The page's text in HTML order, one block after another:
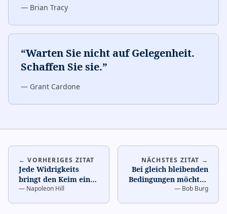
— Brian Tracy
“Warten Sie nicht auf Gelegenheit.
Schaffen Sie sie.”
— Grant Cardone
← VORHERIGES ZITAT
Jede Widrigkeits
bringt den Keim eines
gleich großen oder
— Napoleon Hill
NÄCHSTES ZITAT →
Bei gleich bleibenden
Bedingungen möchten
Menschen mit ihren
— Bob Burg